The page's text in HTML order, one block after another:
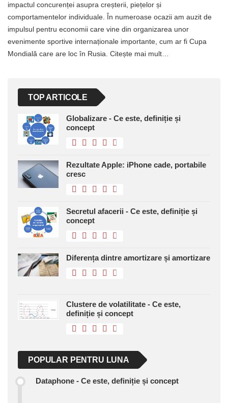
impactul concurenței asupra creșterii, piețelor și
comportamentelor individuale. În numeroase ocazii am auzit de
impulsul pentru economii care vine din organizarea unor
evenimente sportive internaționale importante, cum ar fi Cupa
Mondială care are loc în Rusia. Citește mai mult…
TOP ARTICOLE
Globalizare - Ce este, definiție și
concept
Rezultate Apple: iPhone cade, portabile
cresc
Secretul afacerii - Ce este, definiție și
concept
Diferența dintre amortizare și amortizare
Clustere de volatilitate - Ce este,
definiție și concept
POPULAR PENTRU LUNA
Dataphone - Ce este, definiție și concept